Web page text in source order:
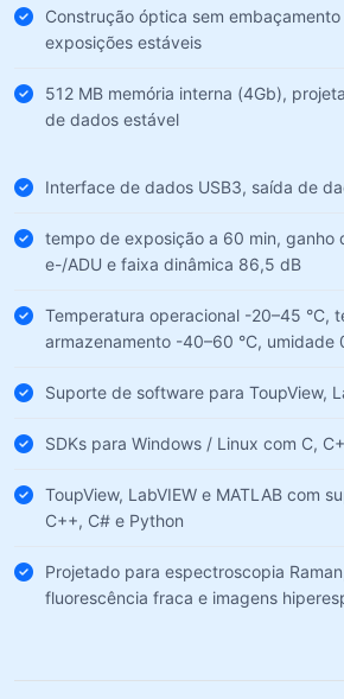
Construção óptica sem
exposições estáveis
512 MB memória interna (4Gb),
de dados estável
Interface de dados USB3, saída de
tempo de exposição a 60 min, ganho
e-/ADU e faixa dinâmica 86,5 dB
Temperatura operacional -20–45 °C,
armazenamento -40–60 °C, umidade
Suporte de software para ToupView,
SDKs para Windows / Linux com C,
ToupView, LabVIEW e MATLAB com
C++, C# e Python
Projetado para espectroscopia
fluorescência fraca e imagens